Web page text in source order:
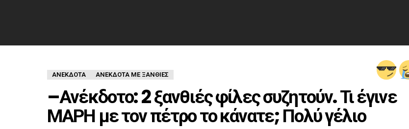
ΑΝΈΚΔΟΤΑ ΑΝΕΚΔΟΤΑ ΜΕ ΞΑΝΘΙΕΣ
–Ανέκδοτο: 2 ξανθιές φίλες συζητούν. Τι έγινε
ΜΑΡΗ με τον πέτρο το κάνατε; Πολύ γέλιο